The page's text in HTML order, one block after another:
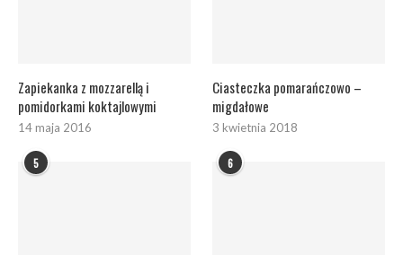
Zapiekanka z mozzarellą i
pomidorkami koktajlowymi
14 maja 2016
Ciasteczka pomarańczowo –
migdałowe
3 kwietnia 2018
5 6